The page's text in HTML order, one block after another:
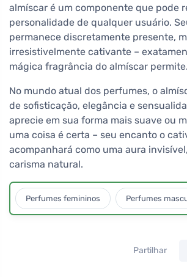
almíscar é um componente que pode
personalidade de qualquer usuário.
permanece discretamente presente,
irresistivelmente cativante –
mágica fragrância do almíscar permite.
No mundo atual dos perfumes, o
de sofisticação, elegância e
aprecie em sua forma mais suave ou
uma coisa é certa – seu encanto o
acompanhará como uma aura
carisma natural.
Perfumes femininos Perfumes
Partilhar